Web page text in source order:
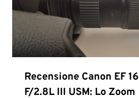
Recensione Canon EF
F/2.8L III USM: Lo Zoom